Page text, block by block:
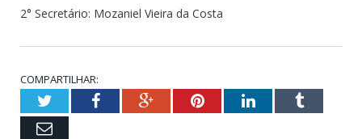
2° Secretário: Mozaniel Vieira da Costa
COMPARTILHAR:
TwitterFacebookGoogle+PinterestLinkedInTumblr
Email